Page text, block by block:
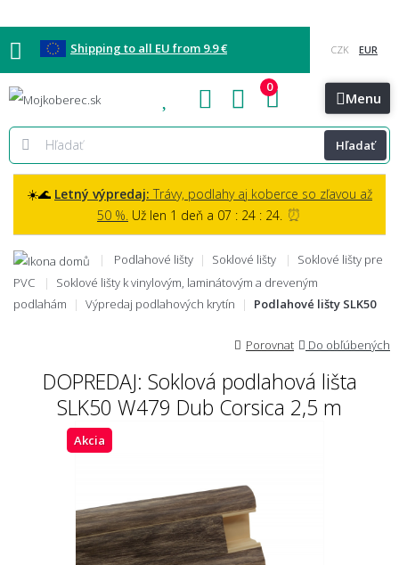
Shipping to all EU from 9.9 €
Blog Kontakt Menu
Hľadať
0
☀️🌊 Letný výpredaj: Trávy, podlahy aj koberce so zľavou až
50 %. Už len 1 deň a 07 : 24 : 23. ⏰
Podlahové lišty Soklové lišty
Soklové lišty pre
PVC
Soklové lišty k vinylovým, laminátovým a dreveným
podlahám
Výpredaj podlahových krytín Podlahové lišty SLK50
Porovnat Do obľúbených
DOPREDAJ: Soklová podlahová lišta
SLK50 W479 Dub Corsica 2,5 m
Akcia